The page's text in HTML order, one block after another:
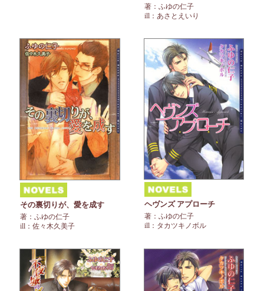
著：ふゆの仁子
ill：あさとえいり
その裏切りが、愛を成す
著：ふゆの仁子
ill：佐々木久美子
ヘヴンズ アプローチ
著：ふゆの仁子
ill：タカツキノボル